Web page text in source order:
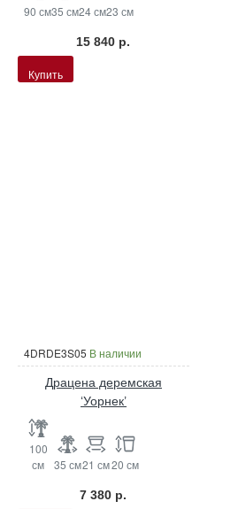
90 см35 см24 см23 см
15 840 р.
Купить
4DRDE3S05 В наличии
Драцена деремская
‘Уорнек’
100
см
35 см21 см20 см
7 380 р.